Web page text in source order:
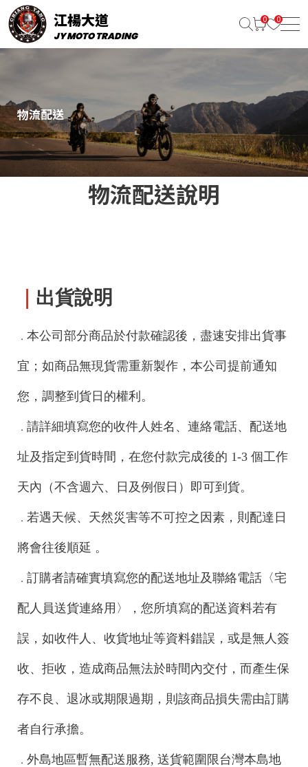
江楊大道
JY MOTO TRADING
物流配送
物流配送說明
出貨說明
． 本公司部分商品於付款確認後，盡速安排出貨事
宜；如商品無現貨需重新製作，本公司提前通知
您，調整到貨日的權利。
． 請詳細填寫您的收件人姓名、連絡電話、配送地
址及指定到貨時間，在您付款完成後的 1-3 個工作
天內（不含週六、日及例假日）即可到貨。
． 若遇天候、天然災害等不可控之因素，則配達日
將會往後順延 。
． 訂購者請確實填寫您的配送地址及聯絡電話〈宅
配人員送貨連絡用〉，您所填寫的配送資料若有
誤，如收件人、收貨地址等資料錯誤，或是無人簽
收、拒收，造成商品無法於時間內交付，而產生保
存不良、退冰或期限過期，則該商品損失需由訂購
者自行承擔。
． 外島地區暫無配送服務, 送貨範圍限台灣本島地